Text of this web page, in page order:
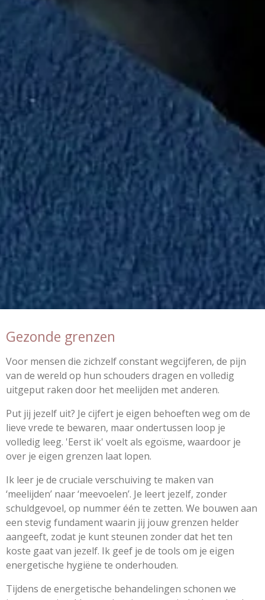
Gezonde grenzen
Voor mensen die zichzelf constant wegcijferen, de pijn
van de wereld op hun schouders dragen en volledig
uitgeput raken door het meelijden met anderen.
Put jij jezelf uit? Je cijfert je eigen behoeften weg om de
lieve vrede te bewaren, maar ondertussen loop je
volledig leeg. 'Eerst ik' voelt als egoïsme, waardoor je
over je eigen grenzen laat lopen.
Ik leer je de cruciale verschuiving te maken van
‘meelijden’ naar ‘meevoelen’. Je leert jezelf, zonder
schuldgevoel, op nummer één te zetten. We bouwen aan
een stevig fundament waarin jij jouw grenzen helder
aangeeft, zodat je kunt steunen zonder dat het ten
koste gaat van jezelf. Ik geef je de tools om je eigen
energetische hygiëne te onderhouden.
Tijdens de energetische behandelingen schonen we